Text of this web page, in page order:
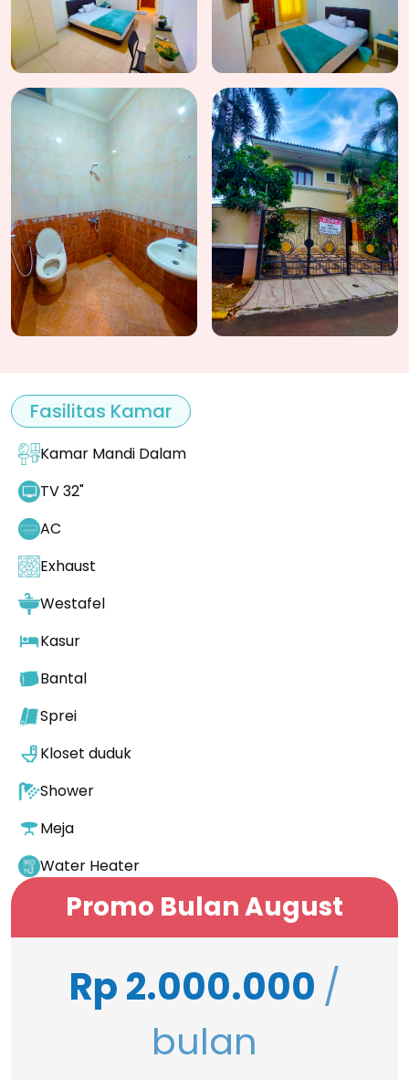
Fasilitas Kamar
Kamar Mandi Dalam
TV 32"
AC
Exhaust
Westafel
Kasur
Bantal
Sprei
Kloset duduk
Shower
Meja
Water Heater
Promo Bulan August
Rp 2.000.000 /
bulan